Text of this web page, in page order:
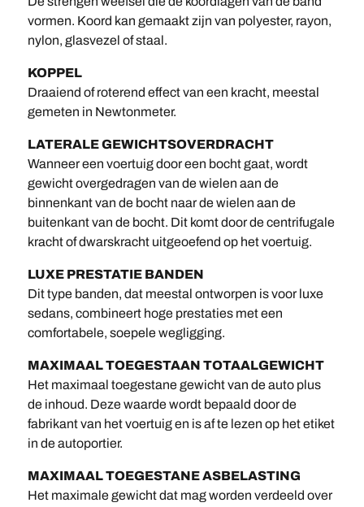
vormen. Koord kan gemaakt zijn van polyester, rayon,
nylon, glasvezel of staal.
KOPPEL
Draaiend of roterend effect van een kracht, meestal
gemeten in Newtonmeter.
LATERALE GEWICHTSOVERDRACHT
Wanneer een voertuig door een bocht gaat, wordt
gewicht overgedragen van de wielen aan de
binnenkant van de bocht naar de wielen aan de
buitenkant van de bocht. Dit komt door de centrifugale
kracht of dwarskracht uitgeoefend op het voertuig.
LUXE PRESTATIE BANDEN
Dit type banden, dat meestal ontworpen is voor luxe
sedans, combineert hoge prestaties met een
comfortabele, soepele wegligging.
MAXIMAAL TOEGESTAAN TOTAALGEWICHT
Het maximaal toegestane gewicht van de auto plus
de inhoud. Deze waarde wordt bepaald door de
fabrikant van het voertuig en is af te lezen op het etiket
in de autoportier.
MAXIMAAL TOEGESTANE ASBELASTING
Het maximale gewicht dat mag worden verdeeld over